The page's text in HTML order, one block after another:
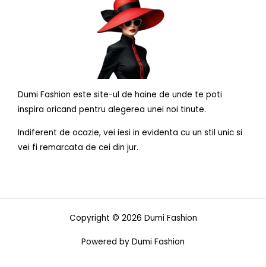
Dumi Fashion este site-ul de haine de unde te poti
inspira oricand pentru alegerea unei noi tinute.
Indiferent de ocazie, vei iesi in evidenta cu un stil unic si
vei fi remarcata de cei din jur.
Copyright © 2026 Dumi Fashion
Powered by Dumi Fashion